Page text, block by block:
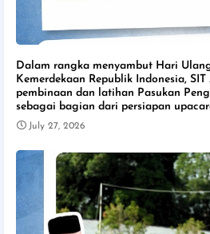
Dalam rangka menyambut Hari Ulang
Kemerdekaan Republik Indonesia,
pembinaan dan latihan Pasukan
sebagai bagian dari persiapan
July 27, 2026